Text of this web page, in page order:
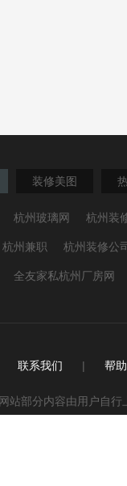
装修美图
杭州玻璃网 杭州装
杭州兼职 杭州装修公
全友家私杭州厂房网
联系我们 | 帮
站部分内容由用户自